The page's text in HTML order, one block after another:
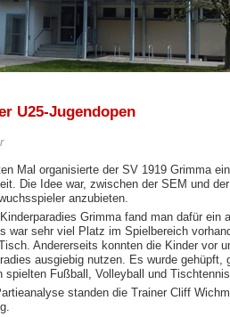
U25-Jugendopen
Mal organisierte der SV 1919 Grimma
Die Idee war, zwischen der SEM und
anzubieten.
Grimma fand man dafür ein
war sehr viel Platz im Spielbereich
Andererseits konnten die Kinder vor
ausgiebig nutzen. Es wurde gehüpft,
spielten Fußball, Volleyball und Tischtennis.
standen die Trainer Cliff